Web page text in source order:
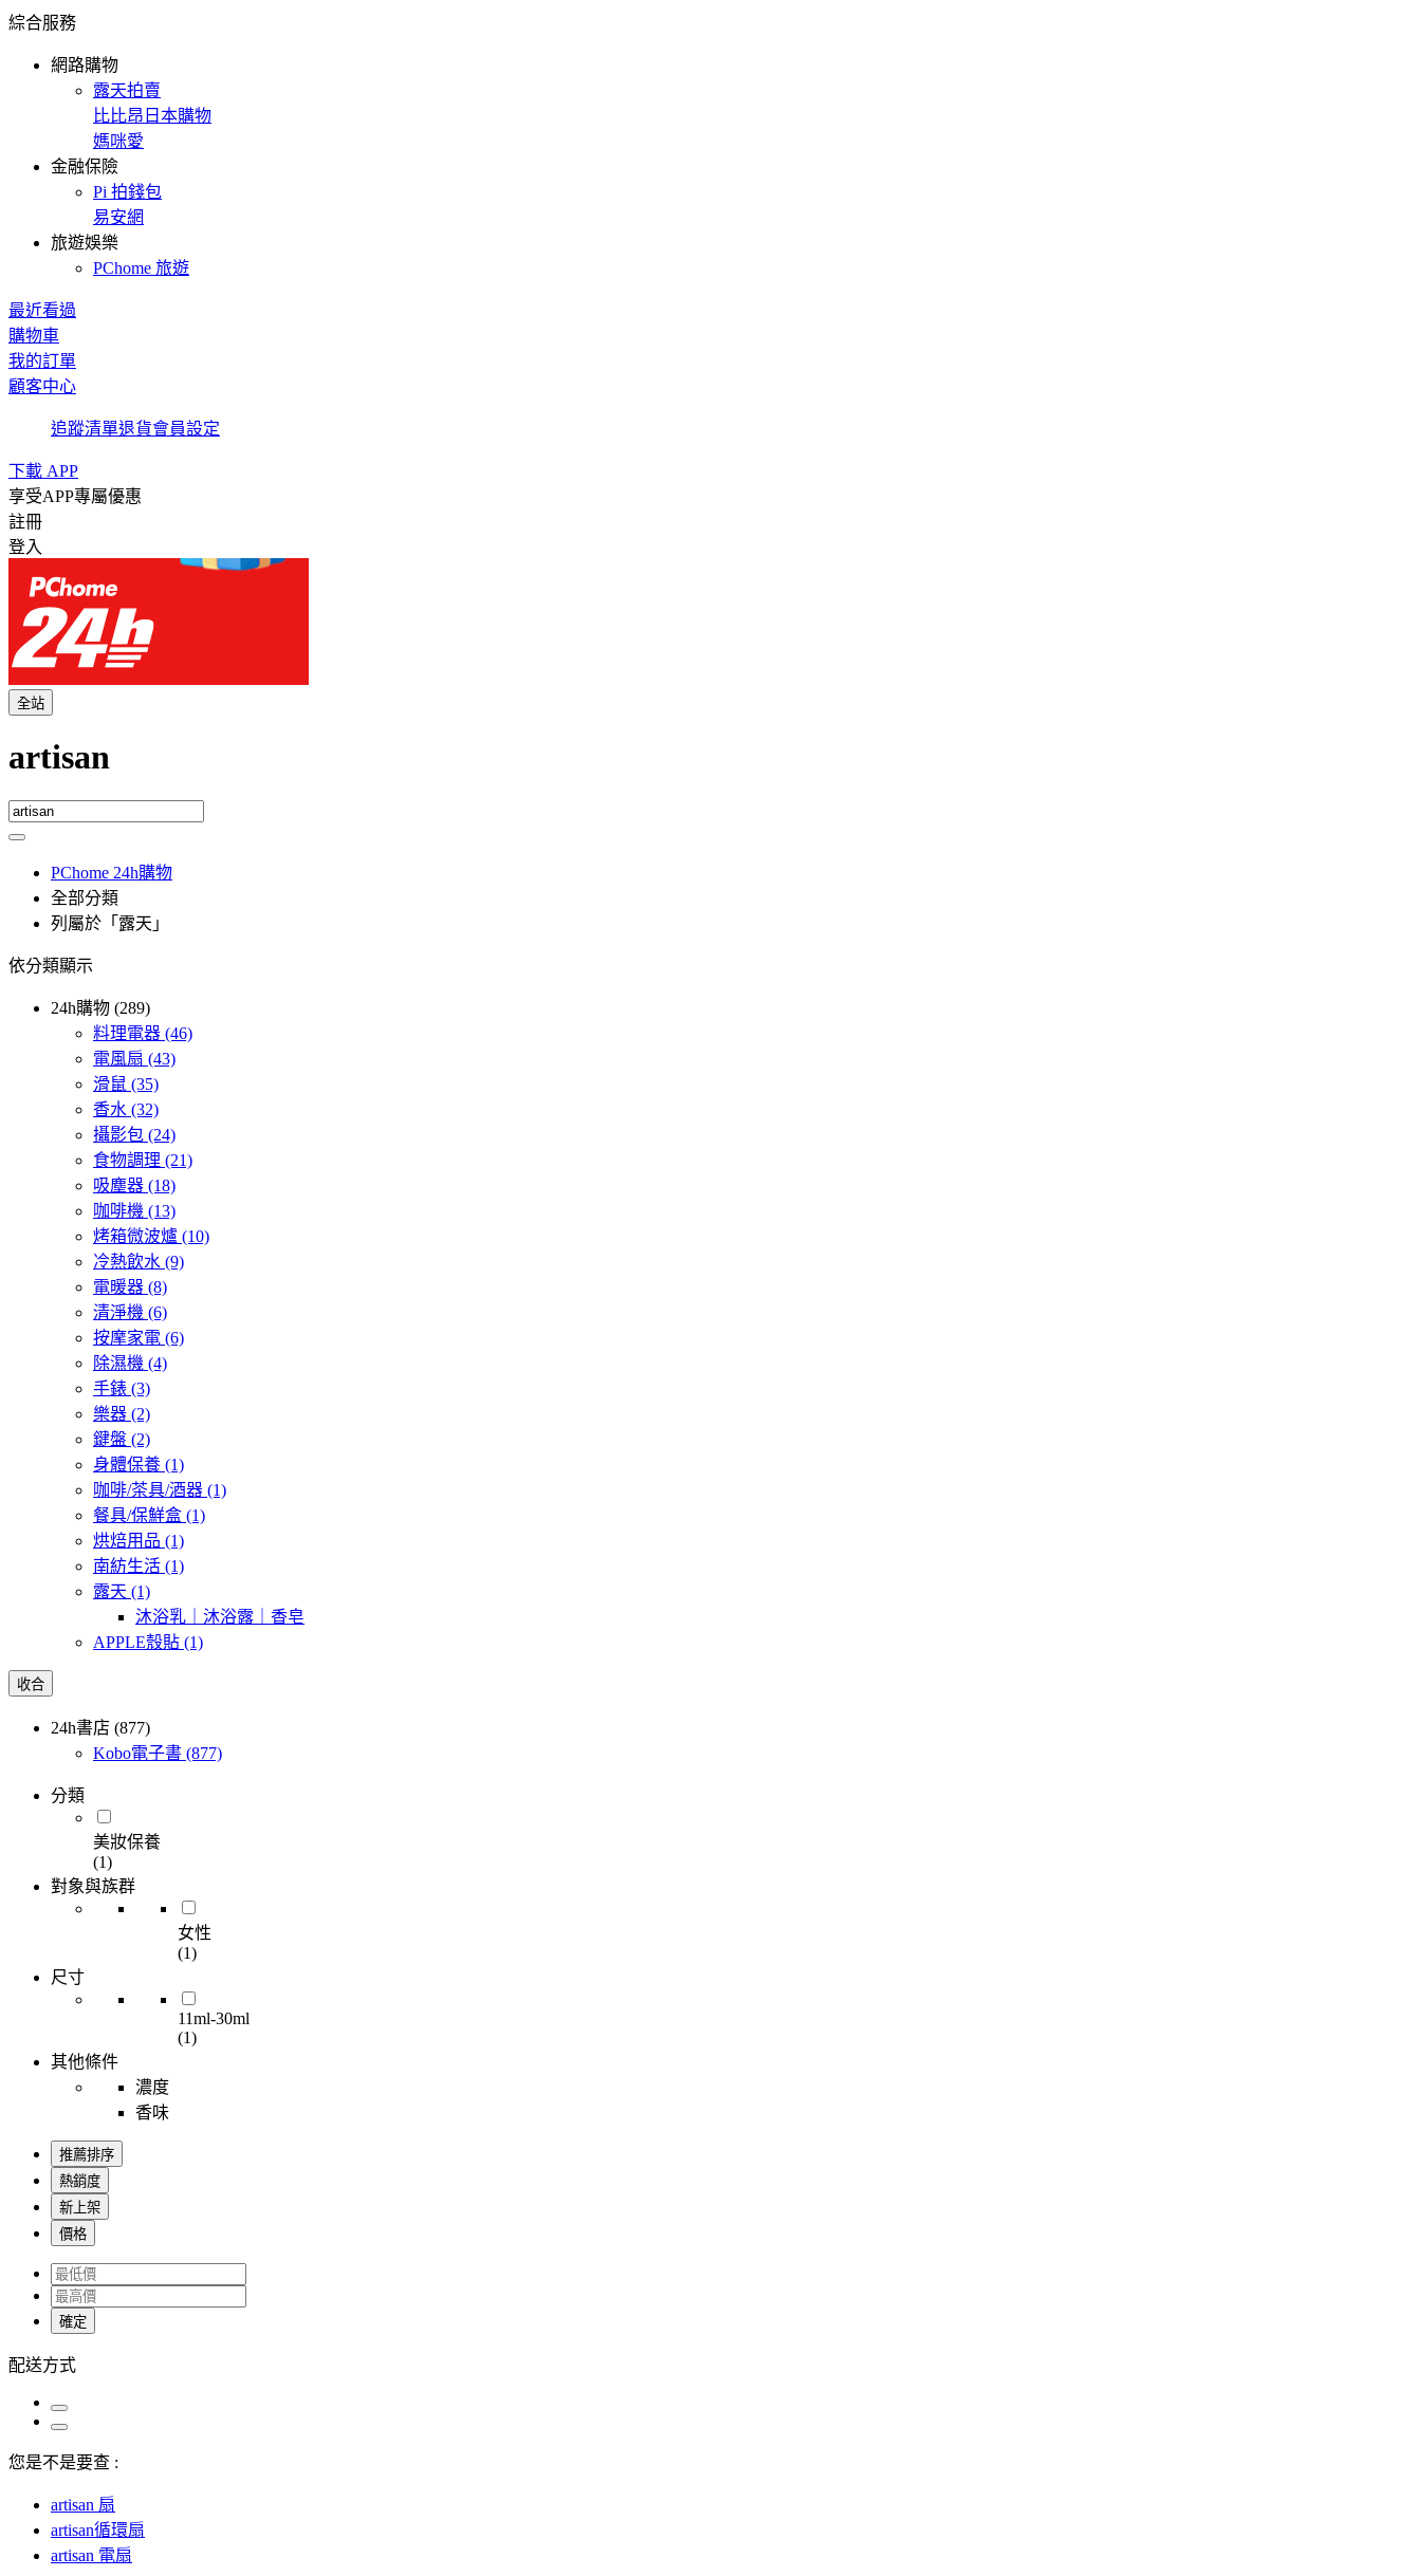
綜合服務
網路購物
露天拍賣
比比昂日本購物
媽咪愛
金融保險
Pi 拍錢包
易安網
旅遊娛樂
PChome 旅遊
最近看過
購物車
我的訂單
顧客中心
追蹤清單退貨會員設定
下載 APP
享受APP專屬優惠
註冊
登入
全站
artisan
PChome 24h購物
全部分類
列屬於「露天」
依分類顯示
24h購物 (289)
料理電器 (46)
電風扇 (43)
滑鼠 (35)
香水 (32)
攝影包 (24)
食物調理 (21)
吸塵器 (18)
咖啡機 (13)
烤箱微波爐 (10)
冷熱飲水 (9)
電暖器 (8)
清淨機 (6)
按摩家電 (6)
除濕機 (4)
手錶 (3)
樂器 (2)
鍵盤 (2)
身體保養 (1)
咖啡/茶具/酒器 (1)
餐具/保鮮盒 (1)
烘焙用品 (1)
南紡生活 (1)
露天 (1)
沐浴乳｜沐浴露｜香皂
APPLE殼貼 (1)
收合
24h書店 (877)
Kobo電子書 (877)
分類
美妝保養
(1)
對象與族群
女性
(1)
尺寸
11ml-30ml
(1)
其他條件
濃度
香味
推薦排序
熱銷度
新上架
價格
確定
配送方式
您是不是要查 :
artisan 扇
artisan循環扇
artisan 電扇